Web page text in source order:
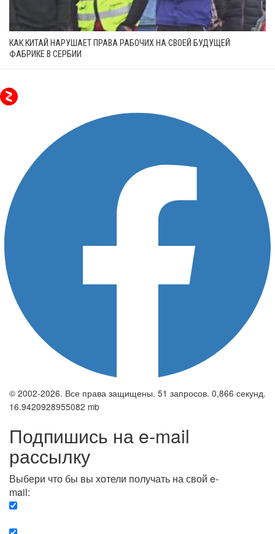
КАК КИТАЙ НАРУШАЕТ ПРАВА РАБОЧИХ НА СВОЕЙ БУДУЩЕЙ
ФАБРИКЕ В СЕРБИИ
© 2002-2026. Все права защищены. 51 запросов. 0,866 секунд.
16.9420928955082 mb
Подпишись на e-mail
рассылку
Выбери что бы вы хотели получать на свой e-
mail: